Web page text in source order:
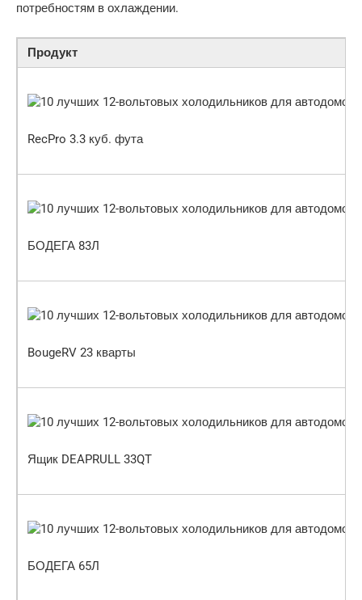
потребностям в охлаждении.
Продукт
RecPro 3.3 куб. фута
БОДЕГА 83Л
BougeRV 23 кварты
Ящик DEAPRULL 33QT
БОДЕГА 65Л